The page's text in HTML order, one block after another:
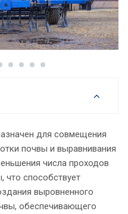
для совмещения
почвы и выравнивания
числа проходов
способствует
выровненного
обеспечивающего